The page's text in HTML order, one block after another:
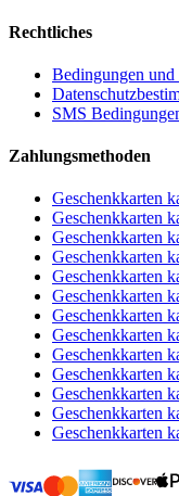
Rechtliches
Bedingungen
SMS
Zahlungsmethoden
Geschenkkarten
Geschenkkarten
Geschenkkarten
Geschenkkarten
Geschenkkarten
Geschenkkarten
Geschenkkarten
Geschenkkarten
Geschenkkarten
Geschenkkarten
Geschenkkarten
Geschenkkarten
Geschenkkarten